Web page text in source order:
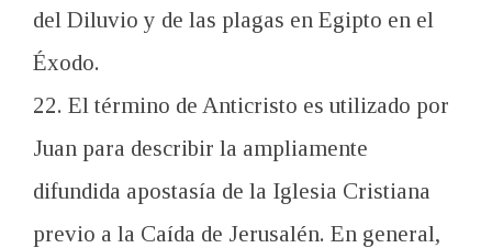
del Diluvio y de las plagas en Egipto en el
Éxodo.
22. El término de Anticristo es utilizado por
Juan para describir la ampliamente
difundida apostasía de la Iglesia Cristiana
previo a la Caída de Jerusalén. En general,